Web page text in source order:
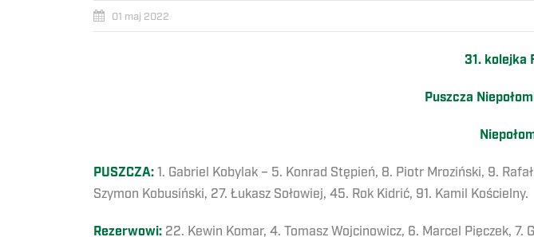
01 maj 2022
31. kolejka
Puszcza
PUSZCZA: 1. Gabriel Kobylak – 5. Konrad Stępień, 8. Piotr Mroziński, 9.
Szymon Kobusiński, 27. Łukasz Sołowiej, 45. Rok Kidrić, 91. Kamil Kościelny.
Rezerwowi: 22. Kewin Komar, 4. Tomasz Wojcinowicz, 6. Marcel Pięczek,